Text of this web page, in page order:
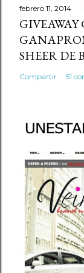
r
i
o
febrero 11, 2014
GIVEAWAY
SHEER DE
Compartir 51